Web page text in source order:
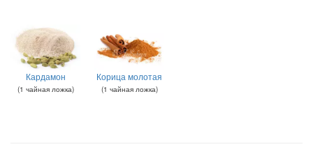
Кардамон
(1 чайная ложка)
Корица молотая
(1 чайная ложка)